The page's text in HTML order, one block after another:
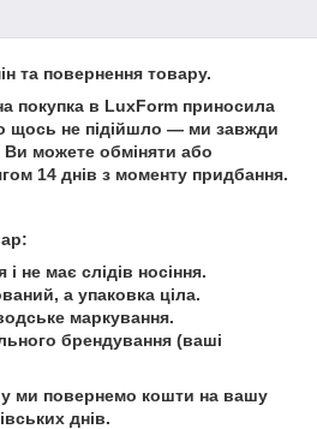
та повернення товару.
покупка в LuxForm приносила
щось не підійшло — ми завжди
можете обміняти або
14 днів з моменту придбання.
не має слідів носіння.
а упаковка ціла.
маркування.
брендування (ваші
ми повернемо кошти на вашу
днів.